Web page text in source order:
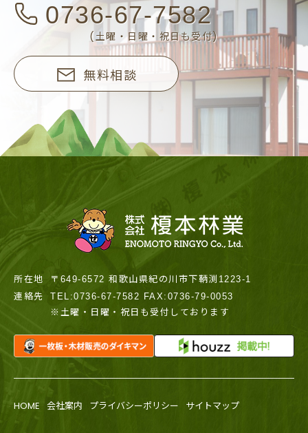
0736-67-7582
(土曜・日曜・祝日も受付)
無料相談
所在地
〒649-6572 和歌山県紀の川市下鞆渕1223-1
連絡先
TEL:0736-67-7582 FAX:0736-79-0053
※土曜・日曜・祝日も受付しております
HOME 会社案内 プライバシーポリシー サイトマップ